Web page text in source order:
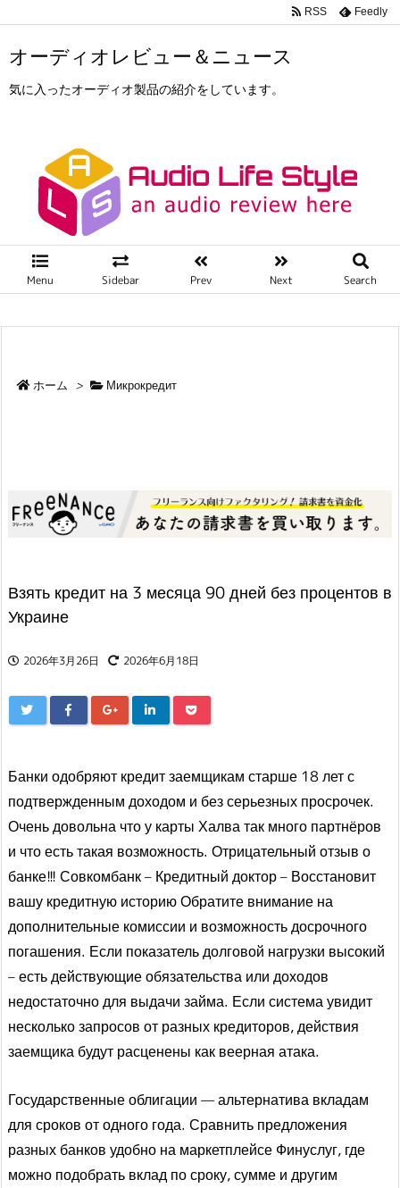
オーディオレビュー＆ニュース
気に入ったオーディオ製品の紹介をしています。
Menu Sidebar Prev Next Search
RSS Feedly
ホーム > Микрокредит
Взять кредит на 3 месяца 90 дней без процентов в
Украине
2026年3月26日 2026年6月18日
Банки одобряют кредит заемщикам старше 18 лет с
подтвержденным доходом и без серьезных просрочек.
Очень довольна что у карты Халва так много партнёров
и что есть такая возможность. Отрицательный отзыв о
банке!!! Совкомбанк – Кредитный доктор – Восстановит
вашу кредитную историю Обратите внимание на
дополнительные комиссии и возможность досрочного
погашения. Если показатель долговой нагрузки высокий
– есть действующие обязательства или доходов
недостаточно для выдачи займа. Если система увидит
несколько запросов от разных кредиторов, действия
заемщика будут расценены как веерная атака.
Государственные облигации — альтернатива вкладам
для сроков от одного года. Сравнить предложения
разных банков удобно на маркетплейсе Финуслуг, где
можно подобрать вклад по сроку, сумме и другим